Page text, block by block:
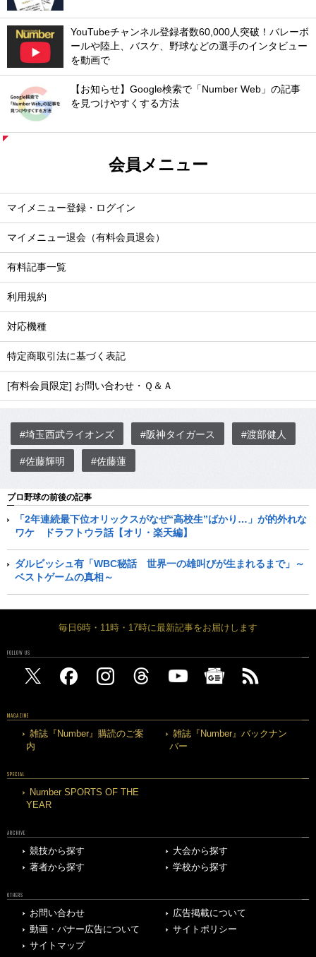
YouTubeチャンネル登録者数60,000人突破！バレーボ
ールや陸上、バスケ、野球などの選手のインタビュー
を動画で
【お知らせ】Google検索で「Number Web」の記事
を見つけやすくする方法
会員メニュー
マイメニュー登録・ログイン
マイメニュー退会（有料会員退会）
有料記事一覧
利用規約
対応機種
特定商取引法に基づく表記
[有料会員限定] お問い合わせ・Ｑ＆Ａ
#埼玉西武ライオンズ #阪神タイガース #渡部健人
#佐藤輝明 #佐藤蓮
プロ野球の前後の記事
「2年連続最下位オリックスがなぜ“高校生”ばかり…」が的外れな
ワケ ドラフトウラ話【オリ・楽天編】
ダルビッシュ有「WBC秘話 世界一の雄叫びが生まれるまで」～
ベストゲームの真相～
毎日6時・11時・17時に最新記事をお届けします
FOLLOW US
MAGAZINE
雑誌『Number』購読のご案
内
雑誌『Number』バックナン
バー
SPECIAL
Number SPORTS OF THE
YEAR
ARCHIVE
競技から探す
大会から探す
著者から探す
学校から探す
OTHERS
お問い合わせ
広告掲載について
動画・バナー広告について
サイトポリシー
サイトマップ